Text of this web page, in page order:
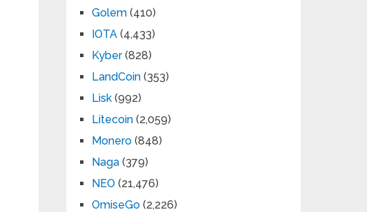
Golem (410)
IOTA (4,433)
Kyber(828)
LandCoin (353)
Lisk (992)
Litecoin (2,059)
Monero (848)
Naga (379)
NEO (21,476)
OmiseGo (2,226)